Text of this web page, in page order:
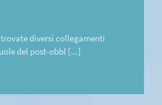
diversi collegamenti
del post-obbl [...]